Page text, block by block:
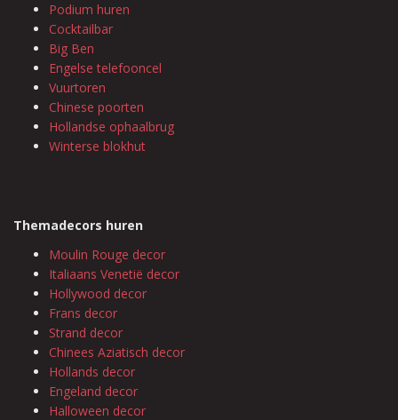
Podium huren
Cocktailbar
Big Ben
Engelse telefooncel
Vuurtoren
Chinese poorten
Hollandse ophaalbrug
Winterse blokhut
Themadecors huren
Moulin Rouge decor
Italiaans Venetië decor
Hollywood decor
Frans decor
Strand decor
Chinees Aziatisch decor
Hollands decor
Engeland decor
Halloween decor